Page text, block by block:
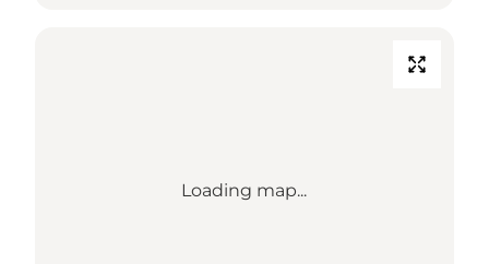
Loading map...